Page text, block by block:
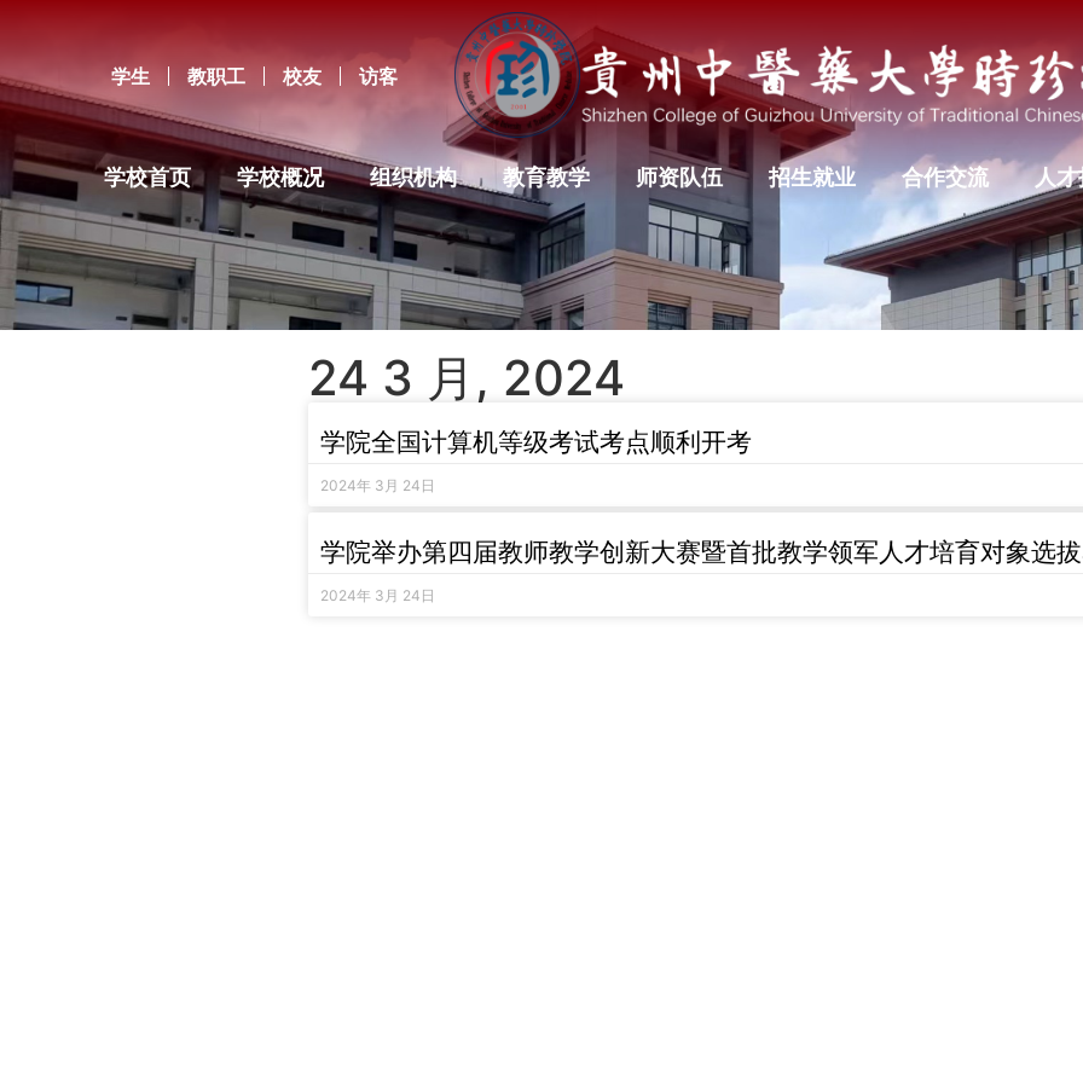
学生 教职工 校友 访客
学校首页 学校概况 组织机构 教育教学 师资队伍 招生就业 合作交流 人
24 3 月, 2024
学院全国计算机等级考试考点顺利开考
2024年 3月 24日
学院举办第四届教师教学创新大赛暨首批教学领军人才培育对象选
2024年 3月 24日